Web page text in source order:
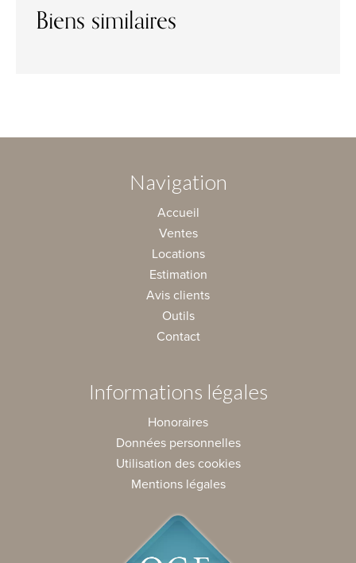
Biens similaires
Navigation
Accueil
Ventes
Locations
Estimation
Avis clients
Outils
Contact
Informations légales
Honoraires
Données personnelles
Utilisation des cookies
Mentions légales